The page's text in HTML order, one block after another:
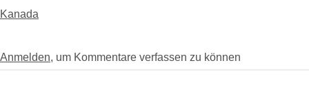
Kanada
Anmelden, um Kommentare verfassen zu können